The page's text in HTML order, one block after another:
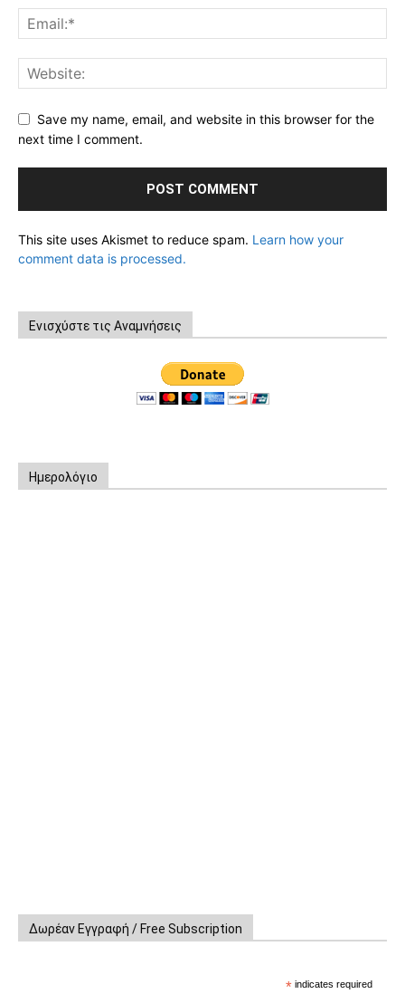
Save my name, email, and website in this browser for the
next time I comment.
This site uses Akismet to reduce spam. Learn how your
comment data is processed.
Ενισχύστε τις Αναμνήσεις
Ημερολόγιο
Δωρέαν Εγγραφή / Free Subscription
* indicates required